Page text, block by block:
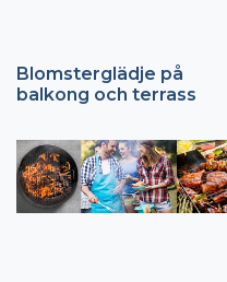
Blomsterglädje på
balkong och terrass